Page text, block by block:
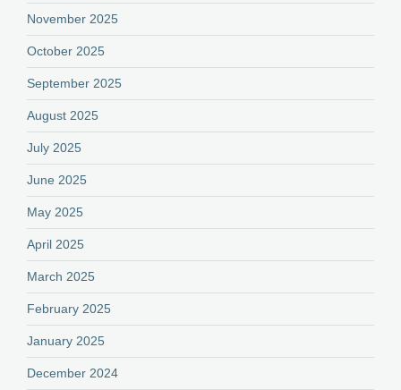
November 2025
October 2025
September 2025
August 2025
July 2025
June 2025
May 2025
April 2025
March 2025
February 2025
January 2025
December 2024